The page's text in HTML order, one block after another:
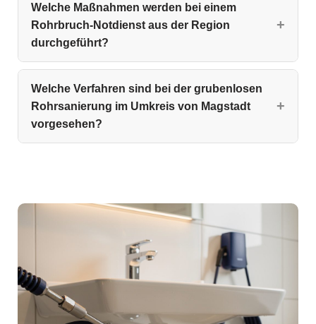
Welche Maßnahmen werden bei einem
Rohrbruch-Notdienst aus der Region
durchgeführt?
Welche Verfahren sind bei der grubenlosen
Rohrsanierung im Umkreis von Magstadt
vorgesehen?